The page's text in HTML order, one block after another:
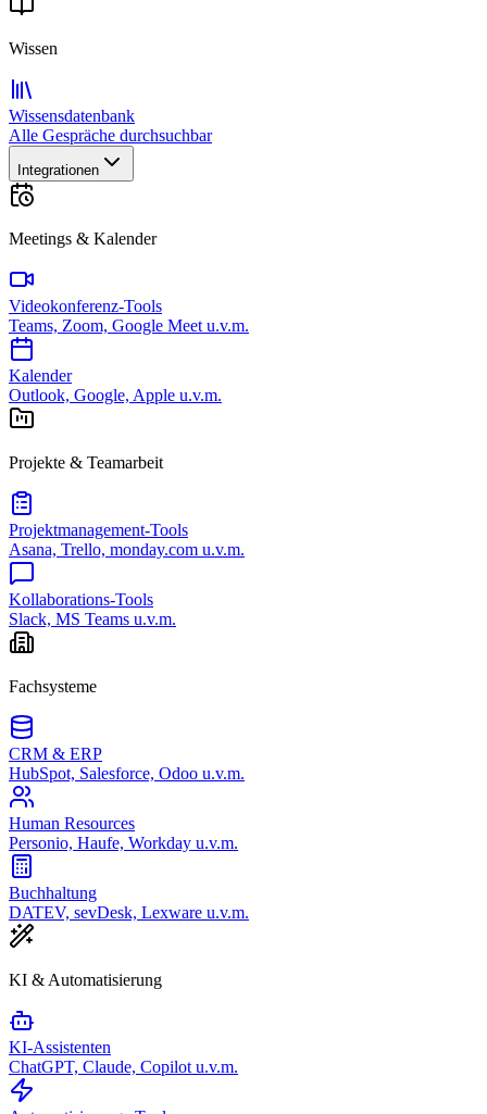
Wissen
Wissensdatenbank
Alle Gespräche durchsuchbar
Integrationen
Meetings & Kalender
Videokonferenz-Tools
Teams, Zoom, Google Meet u.v.m.
Kalender
Outlook, Google, Apple u.v.m.
Projekte & Teamarbeit
Projektmanagement-Tools
Asana, Trello, monday.com u.v.m.
Kollaborations-Tools
Slack, MS Teams u.v.m.
Fachsysteme
CRM & ERP
HubSpot, Salesforce, Odoo u.v.m.
Human Resources
Personio, Haufe, Workday u.v.m.
Buchhaltung
DATEV, sevDesk, Lexware u.v.m.
KI & Automatisierung
KI-Assistenten
ChatGPT, Claude, Copilot u.v.m.